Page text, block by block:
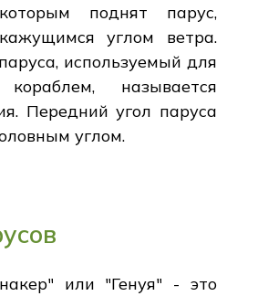
поднят парус,
углом ветра.
используемый для
кораблем, называется
Передний угол паруса
углом.
или "Генуя" - это